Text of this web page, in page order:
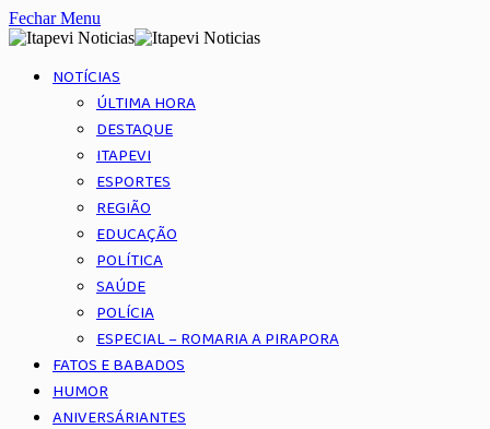
Fechar Menu
NOTÍCIAS
ÚLTIMA HORA
DESTAQUE
ITAPEVI
ESPORTES
REGIÃO
EDUCAÇÃO
POLÍTICA
SAÚDE
POLÍCIA
ESPECIAL – ROMARIA A PIRAPORA
FATOS E BABADOS
HUMOR
ANIVERSÁRIANTES